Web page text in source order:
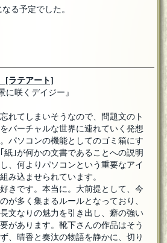
る予定でした。
[ラテアート]
に咲くデイジー』
れてしまいそうなので、問題文のト
バーチャルな世界に連れていく発想
パソコンの機能としてのゴミ箱にす
紙｣が何かの文書であることへの説明
、何よりパソコンという重要なアイ
み込ませられています。
きです。本当に。大前提として、今
が多く集まるルールとなっており、
文なりの魅力を引き出し、癖の強い
があります。靴下さんの作品はそう
、晴香と奏汰の物語を静かに、切り